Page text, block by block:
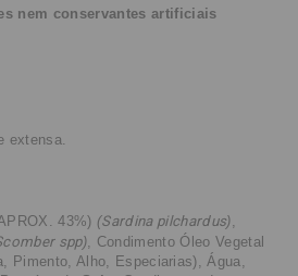
nem conservantes artificiais
extensa.
43%) (Sardina pilchardus)
spp), Condimento Óleo Vegetal
Pimento, Alho, Especiarias), Água,